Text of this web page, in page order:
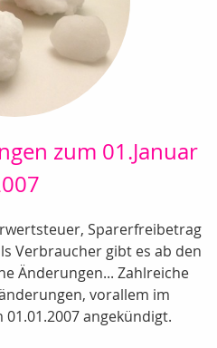
zum 01.Januar
Sparerfreibetrag
Verbraucher gibt es ab den
Änderungen... Zahlreiche
vorallem im
angekündigt.